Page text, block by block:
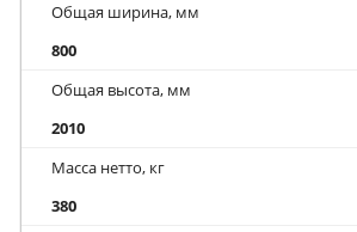
Общая ширина, мм
800
Общая высота, мм
2010
Масса нетто, кг
380